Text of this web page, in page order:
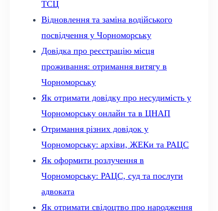
ТСЦ
Відновлення та заміна водійського
посвідчення у Чорноморську
Довідка про реєстрацію місця
проживання: отримання витягу в
Чорноморську
Як отримати довідку про несудимість у
Чорноморську онлайн та в ЦНАП
Отримання різних довідок у
Чорноморську: архіви, ЖЕКи та РАЦС
Як оформити розлучення в
Чорноморську: РАЦС, суд та послуги
адвоката
Як отримати свідоцтво про народження